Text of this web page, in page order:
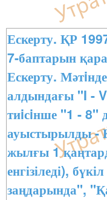
Ескерту. ҚР
7-баптарын
Ескерту.
алдындағы "I -
тиiсiнше "1 - 8"
ауыстырылды -
жылғы 1
енгізіледі),
заңдарында",